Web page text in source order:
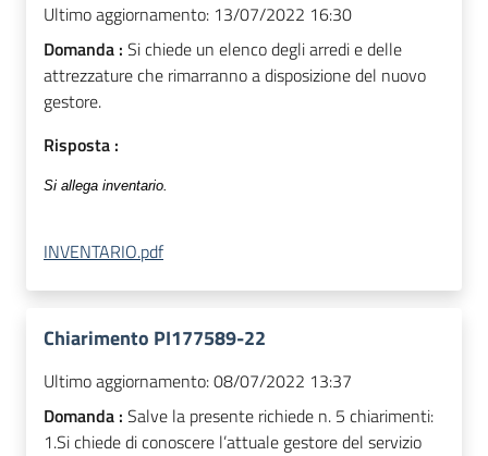
Ultimo aggiornamento: 13/07/2022 16:30
Domanda : Si chiede un elenco degli arredi e delle
attrezzature che rimarranno a disposizione del nuovo
gestore.
Risposta :
Si allega inventario.
INVENTARIO.pdf
Chiarimento PI177589-22
Ultimo aggiornamento:08/07/2022 13:37
Domanda : Salve la presente richiede n. 5 chiarimenti:
1.Si chiede di conoscere l’attuale gestore del servizio